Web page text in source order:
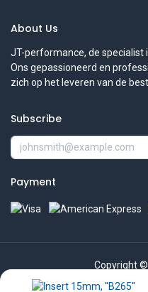
About Us
JT-performance, de specialist
Ons gepassioneerd en
zich op het leveren van de
Subscribe
Payment
Copyright